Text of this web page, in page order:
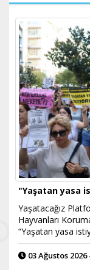
"Yaşatan yasa
Yaşatacağız
Hayvanları
“Yaşatan yasa
03 Ağustos 2026